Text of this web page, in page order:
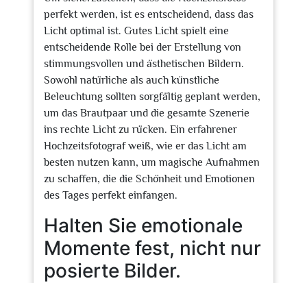
perfekt werden, ist es entscheidend, dass das
Licht optimal ist. Gutes Licht spielt eine
entscheidende Rolle bei der Erstellung von
stimmungsvollen und ästhetischen Bildern.
Sowohl natürliche als auch künstliche
Beleuchtung sollten sorgfältig geplant werden,
um das Brautpaar und die gesamte Szenerie
ins rechte Licht zu rücken. Ein erfahrener
Hochzeitsfotograf weiß, wie er das Licht am
besten nutzen kann, um magische Aufnahmen
zu schaffen, die die Schönheit und Emotionen
des Tages perfekt einfangen.
Halten Sie emotionale
Momente fest, nicht nur
posierte Bilder.